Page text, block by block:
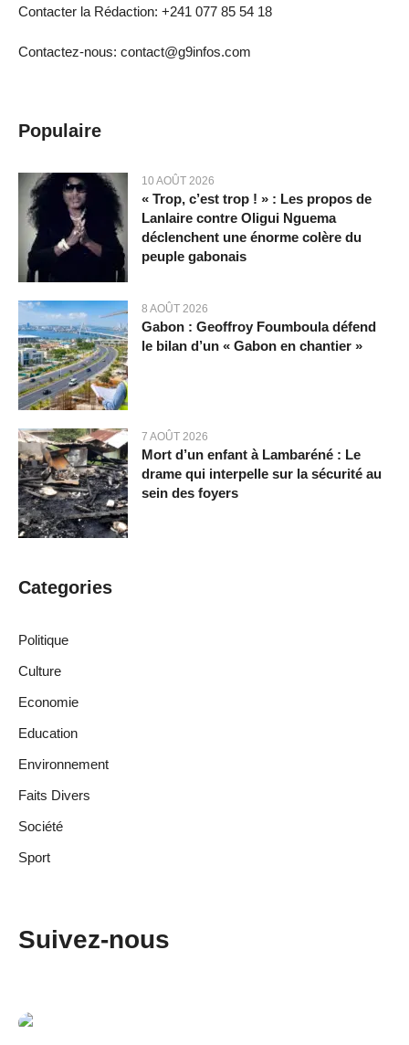
Contacter la Rédaction: +241 077 85 54 18
Contactez-nous: contact@g9infos.com
Populaire
10 AOÛT 2026
« Trop, c’est trop ! » : Les propos de
Lanlaire contre Oligui Nguema
déclenchent une énorme colère du
peuple gabonais
8 AOÛT 2026
Gabon : Geoffroy Foumboula défend
le bilan d’un « Gabon en chantier »
7 AOÛT 2026
Mort d’un enfant à Lambaréné : Le
drame qui interpelle sur la sécurité au
sein des foyers
Categories
Politique
Culture
Economie
Education
Environnement
Faits Divers
Société
Sport
Suivez-nous